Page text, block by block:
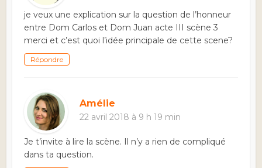
je veux une explication sur la question de l’honneur
entre Dom Carlos et Dom Juan acte III scène 3
merci et c’est quoi l’idée principale de cette scene?
Répondre
Amélie
22 avril 2018 à 9 h 19 min
Je t’invite à lire la scène. Il n’y a rien de compliqué
dans ta question.